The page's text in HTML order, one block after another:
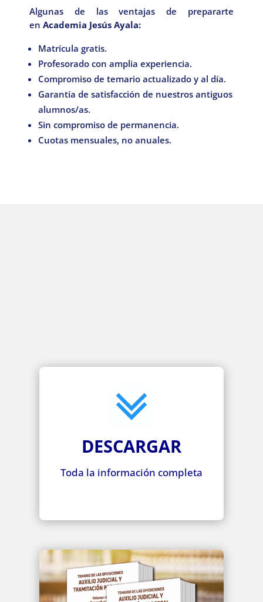
Algunas de las ventajas de prepararte
en Academia Jesús Ayala:
Matrícula gratis.
Profesorado con amplia experiencia.
Compromiso de temario actualizado y al día.
Garantía de satisfacción de nuestros antiguos
alumnos/as.
Sin compromiso de permanencia.
Cuotas mensuales, no anuales.
DESCARGAR
Toda la información completa